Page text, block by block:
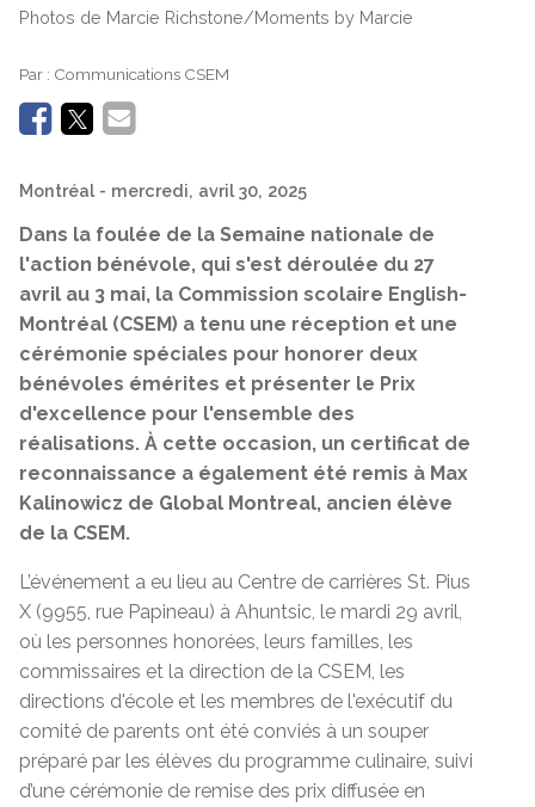
Photos de Marcie Richstone/Moments by Marcie
Par : Communications CSEM
Montréal - mercredi, avril 30, 2025
Dans la foulée de la Semaine nationale de
l'action bénévole, qui s'est déroulée du 27
avril au 3 mai, la Commission scolaire English-
Montréal (CSEM) a tenu une réception et une
cérémonie spéciales pour honorer deux
bénévoles émérites et présenter le Prix
d'excellence pour l'ensemble des
réalisations. À cette occasion, un certificat de
reconnaissance a également été remis à Max
Kalinowicz de Global Montreal, ancien élève
de la CSEM.
L’événement a eu lieu au Centre de carrières St. Pius
X (9955, rue Papineau) à Ahuntsic, le mardi 29 avril,
où les personnes honorées, leurs familles, les
commissaires et la direction de la CSEM, les
directions d'école et les membres de l'exécutif du
comité de parents ont été conviés à un souper
préparé par les élèves du programme culinaire, suivi
d’une cérémonie de remise des prix diffusée en